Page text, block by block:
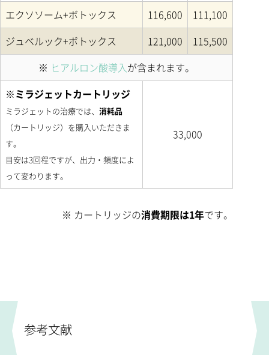
エクソソーム+ボトックス
116,600
111,100
ジュベルック+ボトックス
121,000
115,500
※ ヒアルロン酸導入が含まれます。
※ミラジェットカートリッジ
ミラジェットの治療では、 消耗品
（カートリッジ）を購入いただきま
す。
目安は3回程ですが、出力・頻度によ
って変わります。
33,000
※ カートリッジの消費期限は1年です。
参考文献